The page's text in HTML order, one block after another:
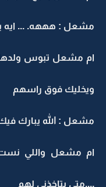
مشعل : هههه. ... ايه
ام مشعل تبوس ولدها :
ويخليك فوق راسهم
مشعل : الله يبارك فيك
ام مشعل واللي نست
....متى بتاخذني لهم